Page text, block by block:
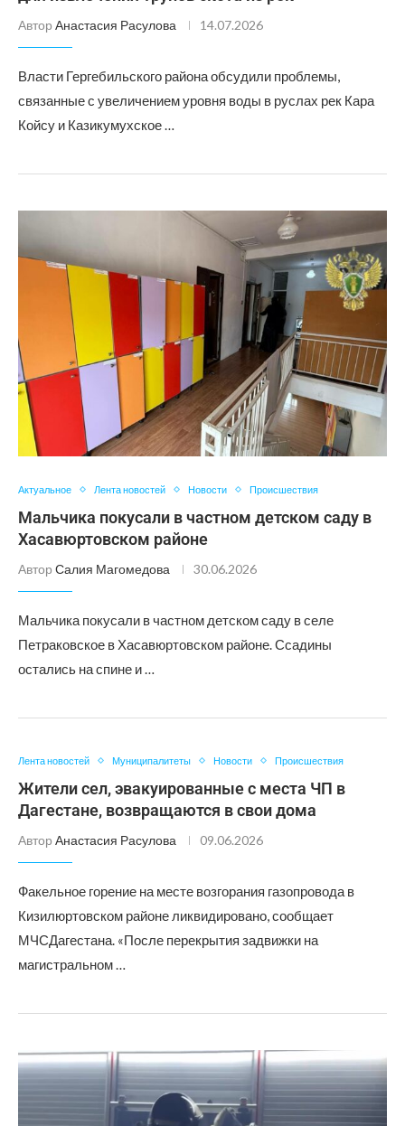
Автор Анастасия Расулова 14.07.2026
Власти Гергебильского района обсудили проблемы,
связанные с увеличением уровня воды в руслах рек Кара
Койсу и Казикумухское …
Актуальное Лента новостей Новости Происшествия
Мальчика покусали в частном детском саду в
Хасавюртовском районе
Автор Салия Магомедова 30.06.2026
Мальчика покусали в частном детском саду в селе
Петраковское в Хасавюртовском районе. Ссадины
остались на спине и …
Лента новостей Муниципалитеты Новости Происшествия
Жители сел, эвакуированные с места ЧП в
Дагестане, возвращаются в свои дома
Автор Анастасия Расулова 09.06.2026
Факельное горение на месте возгорания газопровода в
Кизилюртовском районе ликвидировано, сообщает
МЧСДагестана. «После перекрытия задвижки на
магистральном …